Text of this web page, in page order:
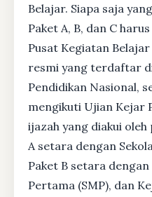
Belajar. Siapa saja
Paket A, B, dan C
Pusat Kegiatan
resmi yang terdaftar
Pendidikan Nasional,
mengikuti Ujian Kejar
ijazah yang diakui
A setara dengan
Paket B setara
Pertama (SMP), dan